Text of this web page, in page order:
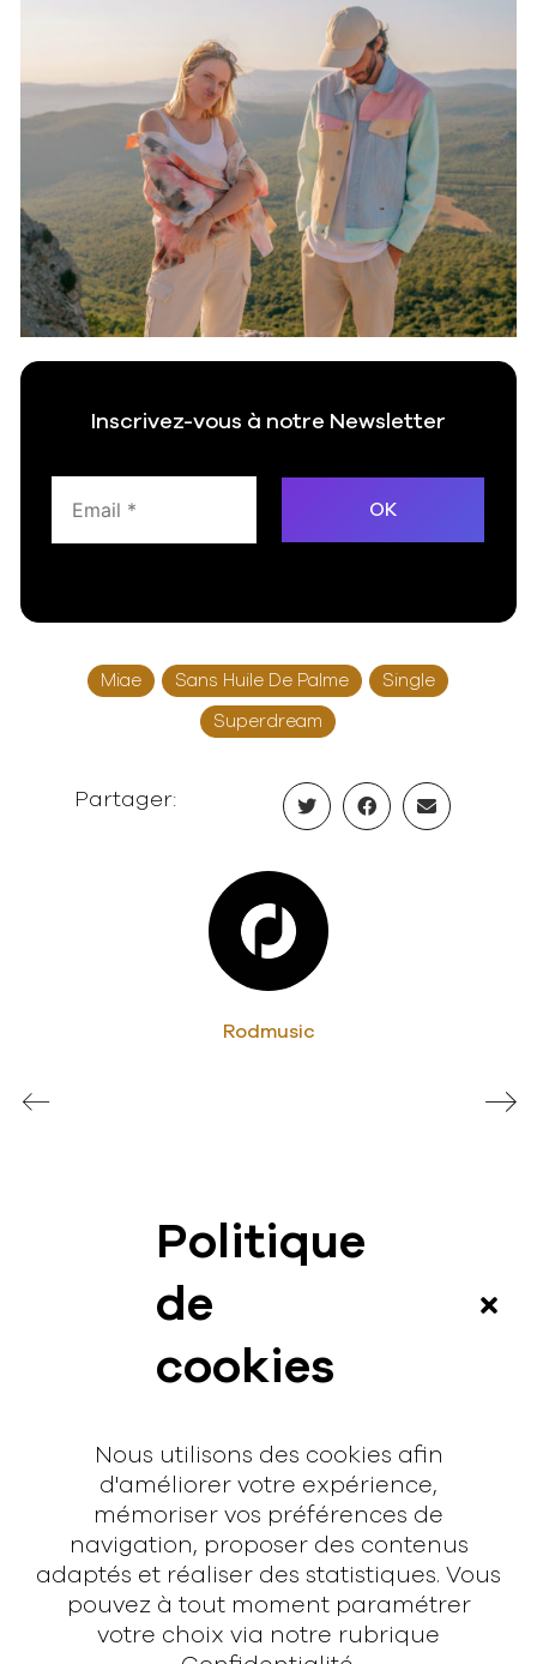
Politique
de
cookies
Nous utilisons des cookies afin
d'améliorer votre expérience,
mémoriser vos préférences de
navigation, proposer des contenus
adaptés et réaliser des statistiques. Vous
pouvez à tout moment paramétrer
votre choix via notre rubrique
Inscrivez-vous à notre Newsletter
Miae Sans Huile De Palme Single
Superdream
Partager:
Rodmusic
Interview
Contact
hello@rodmusic.fr
SubmitHub
Groover